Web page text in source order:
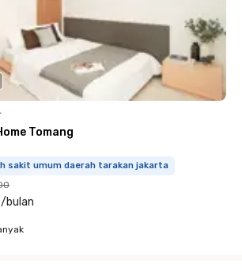
Tomang
sakit umum daerah tarakan jakarta
/bulan